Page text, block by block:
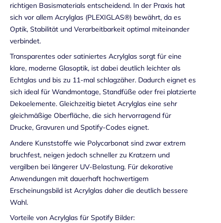
richtigen Basismaterials entscheidend. In der Praxis hat
sich vor allem Acrylglas (PLEXIGLAS®) bewährt, da es
Optik, Stabilität und Verarbeitbarkeit optimal miteinander
verbindet.
Transparentes oder satiniertes Acrylglas sorgt für eine
klare, moderne Glasoptik, ist dabei deutlich leichter als
Echtglas und bis zu 11-mal schlagzäher. Dadurch eignet es
sich ideal für Wandmontage, Standfüße oder frei platzierte
Dekoelemente. Gleichzeitig bietet Acrylglas eine sehr
gleichmäßige Oberfläche, die sich hervorragend für
Drucke, Gravuren und Spotify-Codes eignet.
Andere Kunststoffe wie Polycarbonat sind zwar extrem
bruchfest, neigen jedoch schneller zu Kratzern und
vergilben bei längerer UV-Belastung. Für dekorative
Anwendungen mit dauerhaft hochwertigem
Erscheinungsbild ist Acrylglas daher die deutlich bessere
Wahl.
Vorteile von Acrylglas für Spotify Bilder: